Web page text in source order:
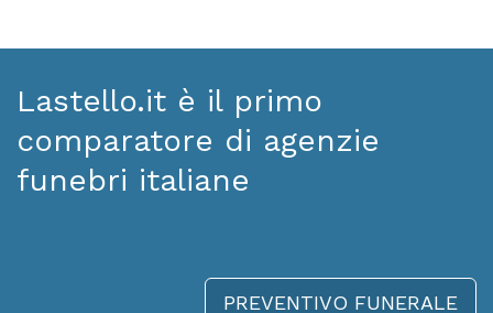
Lastello.it è il primo
comparatore di agenzie
funebri italiane
PREVENTIVO FUNERALE